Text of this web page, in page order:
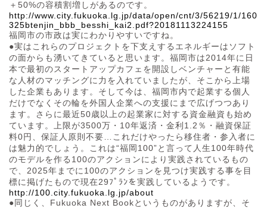
＋50%の容積割増しがあるのです。
http://www.city.fukuoka.lg.jp/data/open/cnt/3/56219/1/160
325btenjin_bbb_besshi_kai2.pdf?20181113224155
福岡市の市政は実にわかりやすいですね。
●実はこれらのプロジェクトを下支えするエネルギーはソフト
の面からも湧いてきていると思います。福岡市は2014年に日
本で最初のスタートアップカフェを開設しベンチャーと有能
な人材のマッチングに力を入れていましたが、そこから上場
した企業もあります。そして今は、福岡市内で起業する個人
だけでなくその輪を外国人企業への支援にまで広げつつあり
ます。さらに最近50歳以上の起業家に対する資金融資も始め
ています。上限が3500万・10年返済・金利1.2％・融資保証
料0円、保証人原則不要…これだけやったら移住者・参入者に
は魅力的でしょう。これは“福岡100”と言って人生100年時代
のモデルを作る100のアクションにより実践されているもの
で、2025年までに100のアクションを見つけ実践する事を目
標に掲げたもので現在29ﾌﾟﾗﾝを実践しているようです。
http://100.city.fukuoka.lg.jp/about
●同じく、Fukuoka Next Bookというものがありますが、そ